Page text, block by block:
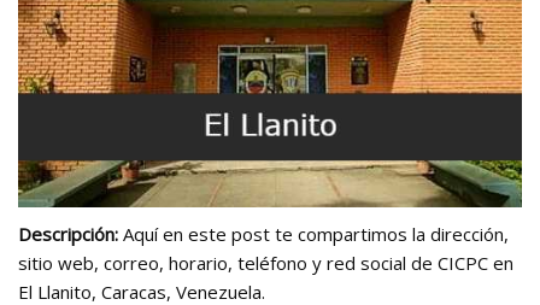
Descripción: Aquí en este post te compartimos la dirección,
sitio web, correo, horario, teléfono y red social de CICPC en
El Llanito, Caracas, Venezuela.